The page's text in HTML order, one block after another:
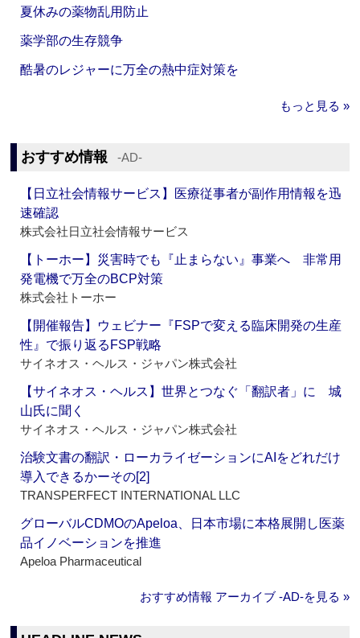
夏休みの薬物乱用防止
薬学部の生存競争
酷暑のレジャーに万全の熱中症対策を
もっと見る »
おすすめ情報 ‐AD‐
【日立社会情報サービス】医療従事者が副作用情報を迅
速確認
株式会社日立社会情報サービス
【トーホー】災害時でも『止まらない』事業へ 非常用
発電機で万全のBCP対策
株式会社トーホー
【開催報告】ウェビナー『FSPで変える臨床開発の生産
性』で振り返るFSP戦略
サイネオス・ヘルス・ジャパン株式会社
【サイネオス・ヘルス】世界とつなぐ「翻訳者」に 城
山氏に聞く
サイネオス・ヘルス・ジャパン株式会社
治験文書の翻訳・ローカライゼーションにAIをどれだけ
導入できるかーその[2]
TRANSPERFECT INTERNATIONAL LLC
グローバルCDMOのApeloa、日本市場に本格展開し医薬
品イノベーションを推進
Apeloa Pharmaceutical
おすすめ情報 アーカイブ ‐AD‐を見る »